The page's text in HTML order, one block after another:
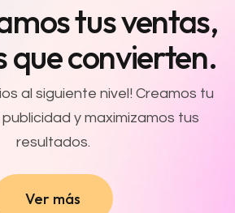
tus ventas,
que convierten.
al siguiente nivel! Creamos tu
y maximizamos tus
resultados.
Ver más